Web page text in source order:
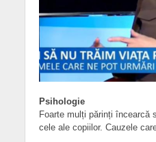
Psihologie
Foarte mulți părinți încearcă
cele ale copiilor. Cauzele